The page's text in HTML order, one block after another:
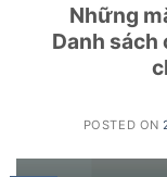
Những
Danh sách
POSTED ON